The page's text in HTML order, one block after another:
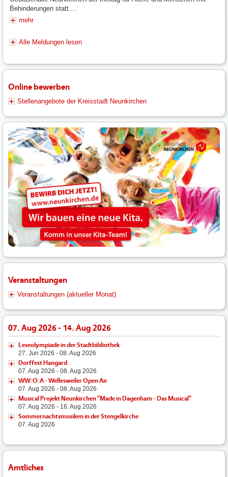
Behinderungen statt....
mehr
Alle Meldungen lesen
Online bewerben
Stellenangebote der Kreisstadt Neunkirchen
Veranstaltungen
Veranstaltungen (aktueller Monat)
07. Aug 2026 - 14. Aug 2026
Leseolympiade in der Stadtbibliothek
27. Jun 2026 - 08. Aug 2026
Dorffest Hangard
07. Aug 2026 - 08. Aug 2026
WW:O:A - Wellesweiler Open Air
07. Aug 2026 - 08. Aug 2026
Musical Projekt Neunkirchen "Made in Dagenham - Das Musical"
07. Aug 2026 - 16. Aug 2026
Sommernachtsmusiken in der Stengelkirche
07. Aug 2026
Amtliches